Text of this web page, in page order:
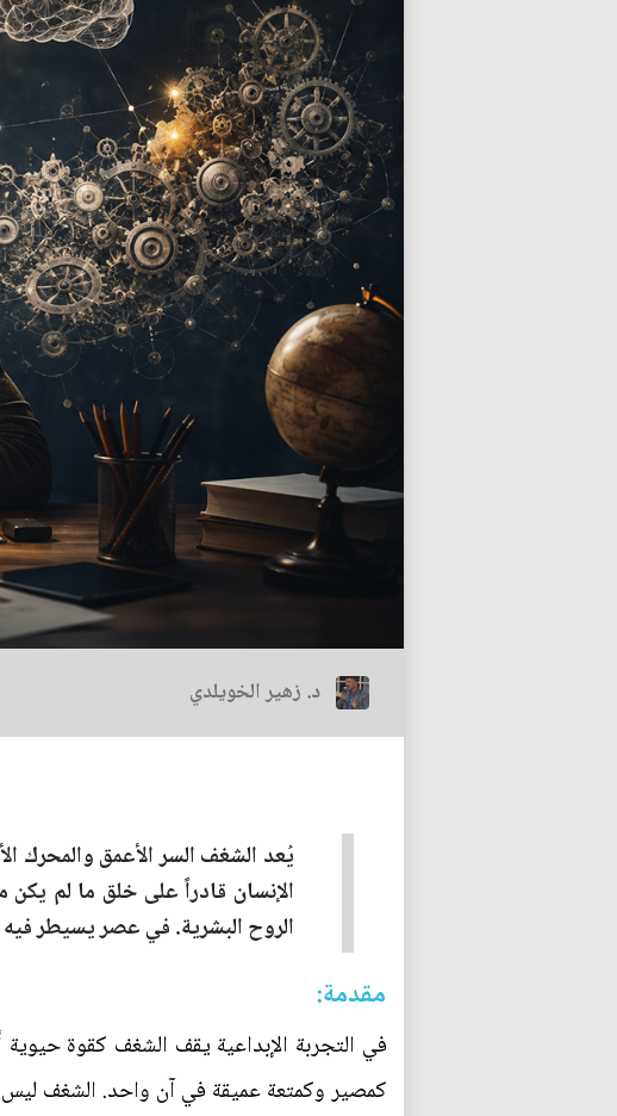
د. زهير الخويلدي
يُعد الشغف السر الأعمق والمحرك
الإنسان قادراً على خلق ما لم
الروح البشرية. في عصر يسيطر فيه
مقدمة:
في التجربة الإبداعية يقف الشغف كقوة حيوية
كمصير وكمتعة عميقة في آن واحد. الشغف